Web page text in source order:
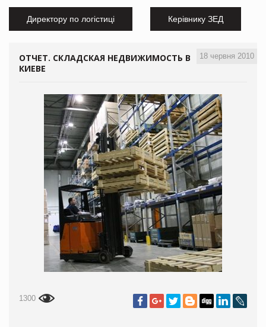
Директору по логістиці Керівнику ЗЕД
18 червня 2010
ОТЧЕТ. СКЛАДСКАЯ НЕДВИЖИМОСТЬ В
КИЕВЕ
1300